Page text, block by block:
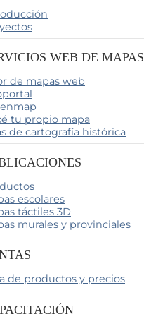
WEB DE MAPAS
de mapas web
tu propio mapa
de cartografía histórica
escolares
táctiles 3D
murales y provinciales
de productos y precios